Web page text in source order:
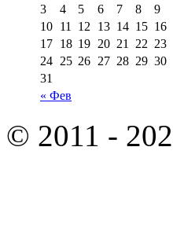
« Фев
3
4 5 6 7 8
9
10 11 12 13 14 15 16
17 18 19 20 21 22 23
24 25 26 27 28 29 30
31
© 2011 -